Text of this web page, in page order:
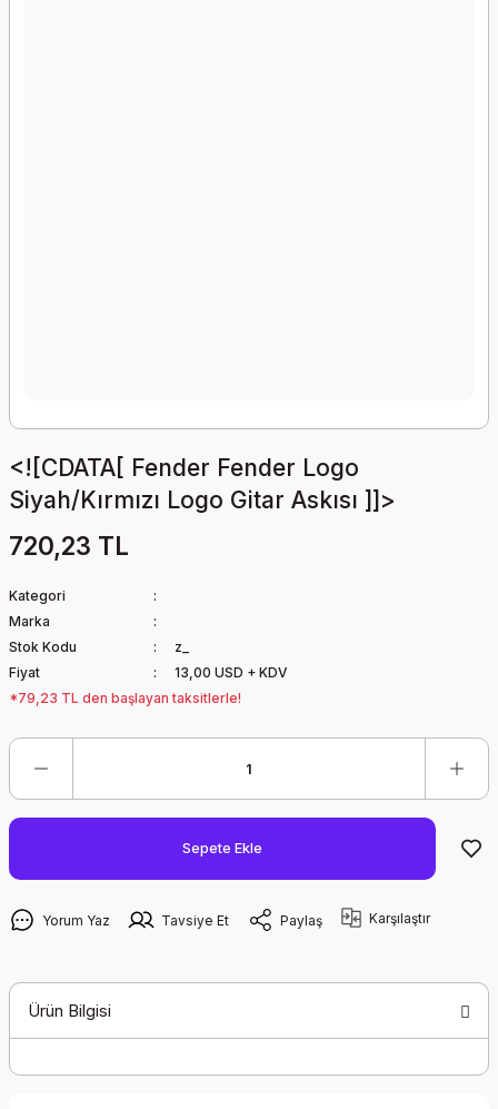
<![CDATA[ Fender Fender Logo
Siyah/Kırmızı Logo Gitar Askısı ]]>
720,23 TL
Kategori
Marka
Stok Kodu
z_
Fiyat
13,00 USD + KDV
*79,23 TL den başlayan taksitlerle!
Sepete Ekle
Yorum Yaz Tavsiye Et Paylaş Karşılaştır
Ürün Bilgisi